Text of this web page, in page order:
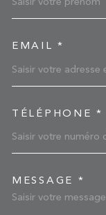
EMAIL *
TÉLÉPHONE *
MESSAGE *